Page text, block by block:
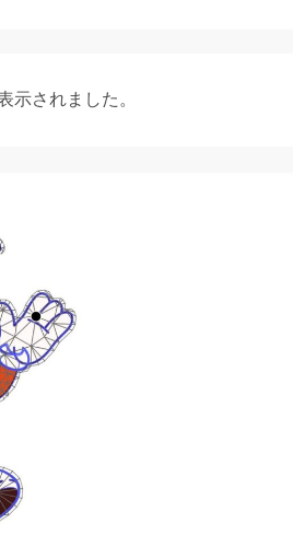
示されました。